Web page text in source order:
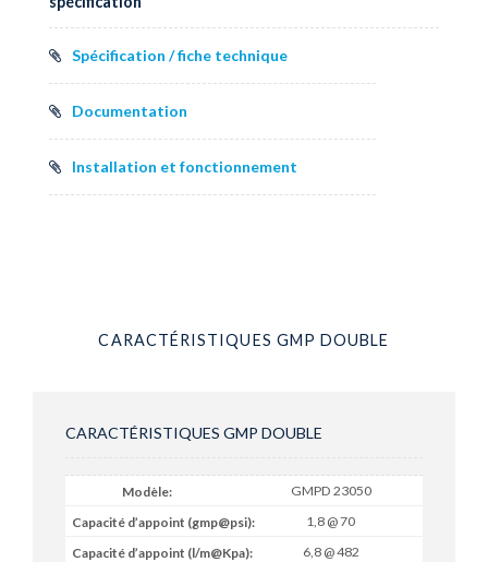
Spécification / fiche technique
Documentation
Installation et fonctionnement
CARACTÉRISTIQUES GMP DOUBLE
CARACTÉRISTIQUES GMP DOUBLE
GMPD 23050
1,8 @ 70
6,8 @ 482